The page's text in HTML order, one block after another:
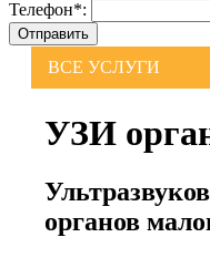
Телефон*:
ВСЕ УСЛУГИ
УЗИ
органов